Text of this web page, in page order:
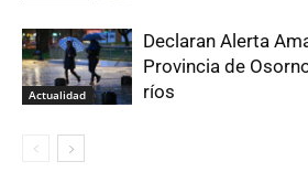
Actualidad
Declaran Alerta
Provincia de
ríos